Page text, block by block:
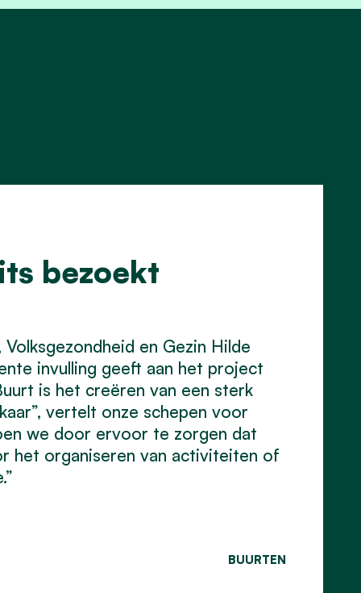
bezoekt
en Gezin Hilde
invulling geeft aan het project
is het creëren van een sterk
vertelt onze schepen voor
we door ervoor te zorgen dat
het organiseren van activiteiten of
BUURTEN